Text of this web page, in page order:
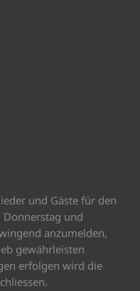
und Gäste für den
Donnerstag und
anzumelden,
gewährleisten
erfolgen wird die